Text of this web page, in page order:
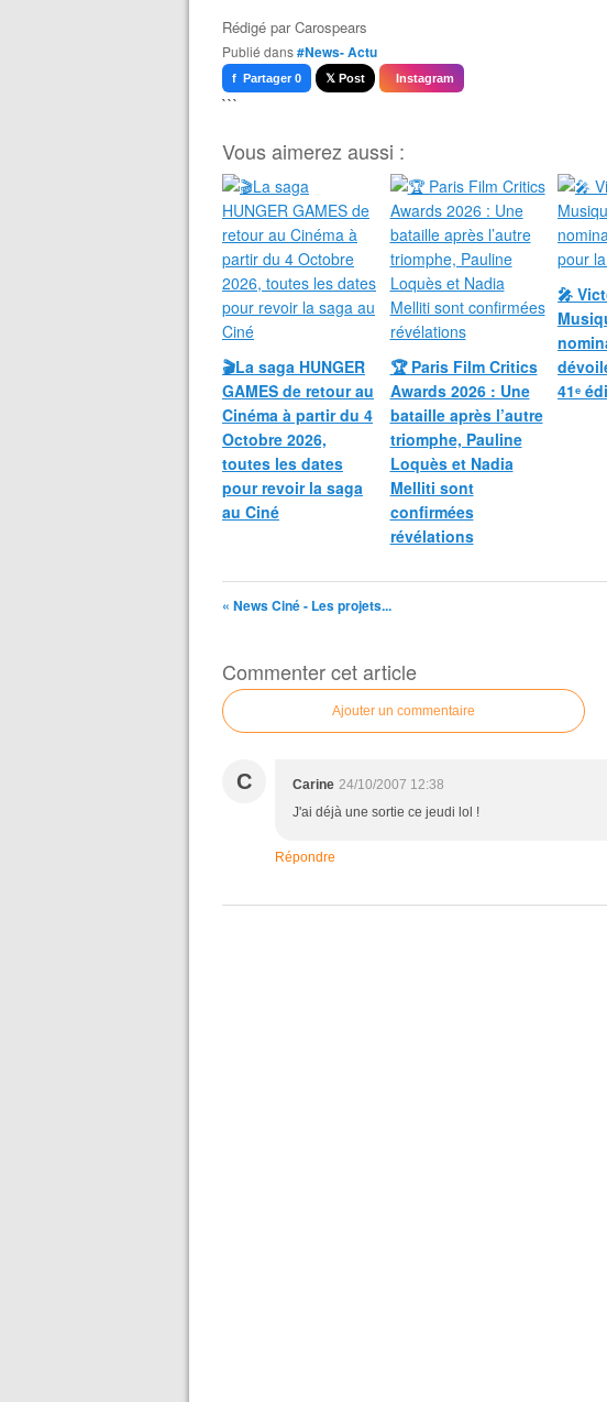
Rédigé parCarospears
Publié dans#News- Actu
f Partager 0 𝕏 Post Instagram
```
Vous aimerez aussi :
🎬La saga HUNGER
GAMES de retour au
Cinéma à partir du 4
Octobre 2026,
toutes les dates
pour revoir la saga
au Ciné
🏆 Paris Film Critics
Awards 2026 : Une
bataille après l’autre
triomphe, Pauline
Loquès et Nadia
Melliti sont
confirmées
révélations
🎤
41ᵉ
« News Ciné - Les projets...
Commenter cet article
Ajouter un commentaire
C Carine 24/10/2007 12:38
J'ai déjà une sortie ce jeudi lol !
Répondre